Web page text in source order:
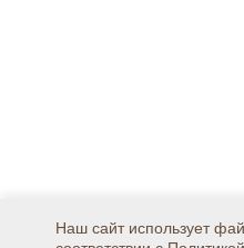
Наш сайт использует